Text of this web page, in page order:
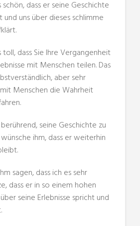
dass er seine Geschichte
und uns über dieses schlimme
toll, dass Sie Ihre Vergangenheit
mit Menschen teilen. Das
aber sehr
Menschen die Wahrheit
seine Geschichte zu
ihm, dass er weiterhin
sagen, dass ich es sehr
dass er in so einem hohen
seine Erlebnisse spricht und